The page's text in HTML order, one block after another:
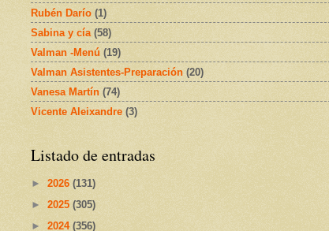
Rubén Darío (1)
Sabina y cía (58)
Valman -Menú (19)
Valman Asistentes-Preparación (20)
Vanesa Martín (74)
Vicente Aleixandre (3)
Listado de entradas
► 2026 (131)
► 2025 (305)
► 2024 (356)